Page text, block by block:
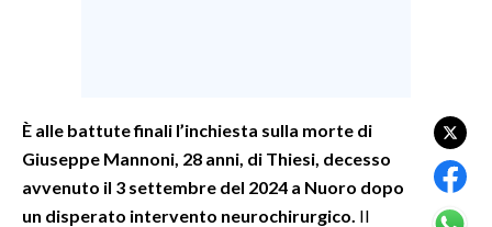
GOSSIP
SALUTE
È alle battute finali l’inchiesta sulla morte di
Giuseppe Mannoni, 28 anni, di Thiesi, decesso
avvenuto il 3 settembre del 2024 a Nuoro dopo
un disperato intervento neurochirurgico. Il